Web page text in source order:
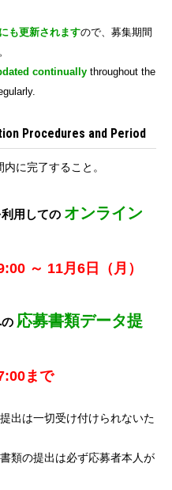
も更新されますので、募集期間
continually throughout the
Procedures and Period
に完了すること。
用しての オンライン
～ 11月6日（月）
応募書類データ提
まで
は一切受け付けられないた
の提出は必ず応募者本人が